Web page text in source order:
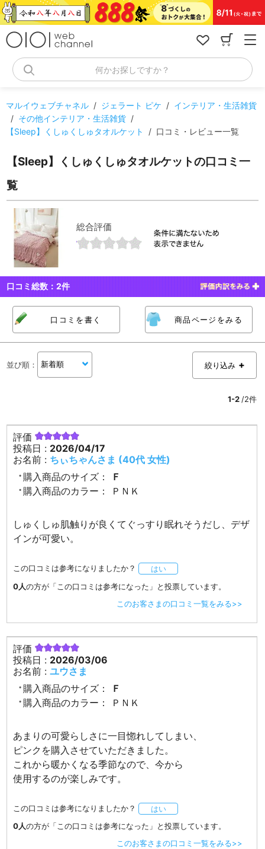
コ
ン
何かお探しですか？
マルイウェブチャネル / ジェラート ピケ / インテリア・生活雑貨
/ その他インテリア・生活雑貨 /
【Sleep】くしゅくしゅタオルケット
/ 口コミ・レビュー一覧
【Sleep】くしゅくしゅタオルケットの口コミ一
覧
総合評価
口コミ総数：2件
口コミを書く 商品ページをみる
並び順 ： 絞り込み
1-2 /2件
評価
投稿日 : 2026/04/17
お名前 : ちぃちゃんさま (40代 女性)
購入商品のサイズ：
Ｆ
購入商品のカラー：
ＰＮＫ
しゅくしゅ肌触りが良くてぐっすり眠れそうだし、デザ
インが可愛い。
この口コミは参考になりましたか？
はい
0人の方が「この口コミは参考になった」と投票しています。
このお客さまの口コミ一覧をみる>>
評価
投稿日 : 2026/03/06
お名前 :ユウさま
購入商品のサイズ：
Ｆ
購入商品のカラー：
ＰＮＫ
あまりの可愛らしさに一目惚れしてしまい、
ピンクを購入させていただきました。
これから暖かくなる季節なので、今から
使用するのが楽しみです。
この口コミは参考になりましたか？
はい
0人の方が「この口コミは参考になった」と投票しています。
このお客さまの口コミ一覧をみる>>